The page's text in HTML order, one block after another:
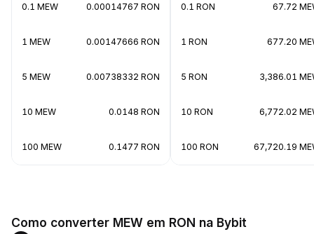
0.1 MEW 0.00014767 RON
1 MEW 0.00147666 RON
5 MEW 0.00738332 RON
10 MEW 0.0148 RON
100 MEW 0.1477 RON
0.1 RON 67.72
1 RON 677.20
5 RON 3,386.01
10 RON 6,772.02
100 RON 67,720.19
Como converter MEW em RON na Bybit